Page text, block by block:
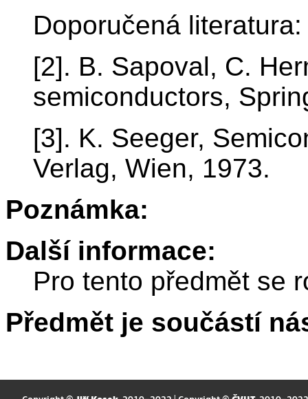
Doporučená literatura:
[2]. B. Sapoval, C.
semiconductors,
[3]. K. Seeger,
Verlag, Wien, 1973.
Poznámka:
Další informace:
Pro tento předmět se
Předmět je součástí